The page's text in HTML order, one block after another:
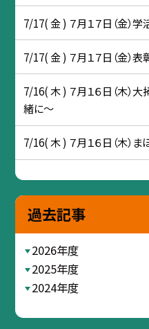
7/17( 金 ) ７月１７日（金）学
7/17( 金 ) ７月１７日（金）表
7/16( 木 ) ７月１６日（木）
緒に～
7/16( 木 ) ７月１６日（木）ま
過去記事
2026年度
2025年度
2024年度